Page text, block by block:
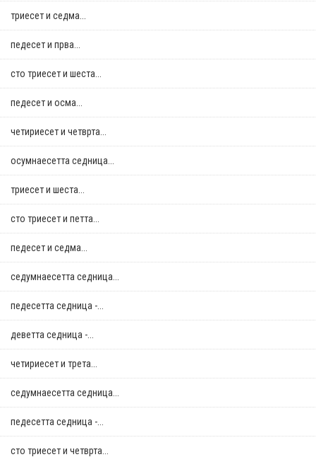
триесет и седма...
педесет и прва...
сто триесет и шеста...
педесет и осма...
четириесет и четврта...
осумнaесетта седница...
триесет и шеста...
сто триесет и петта...
педесет и седма...
седумнаесетта седница...
педесетта седница -...
деветта седница -...
четириесет и трета...
седумнаесетта седница...
педесетта седница -...
сто триесет и четврта...